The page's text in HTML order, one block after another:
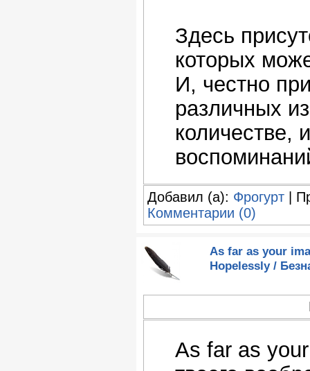
Здесь
которых
И, честно
различных
количестве,
Добавил (а): Фрогурт |
Комментарии (0)
As far as your
Hopelessly /
As far as